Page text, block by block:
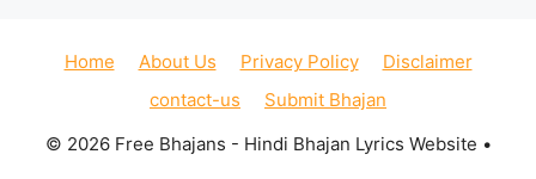
Home About Us Privacy Policy
Disclaimer
contact-us
Submit Bhajan
© 2026 Free Bhajans - Hindi Bhajan Lyrics Website •